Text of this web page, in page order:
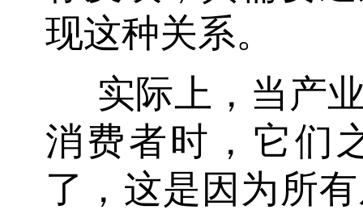
现这种关系。
实际上，当产
消费者时，它们
了，这是因为所